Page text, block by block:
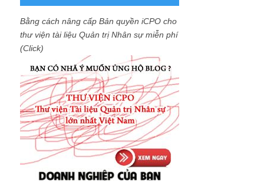
Bằng cách nâng cấp Bản quyền iCPO cho
thư viện tài liệu Quản trị Nhân sự miễn phí
(Click)